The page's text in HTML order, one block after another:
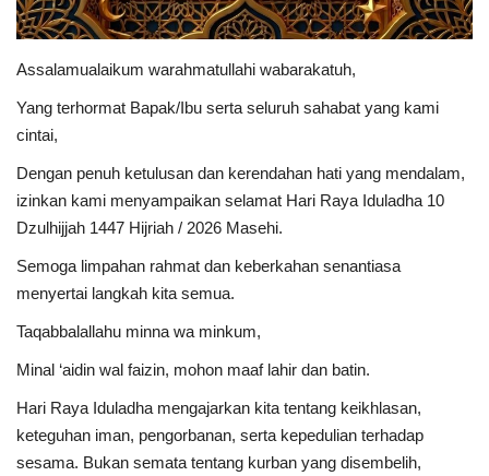
Perempuan/Anak
Assalamualaikum warahmatullahi wabarakatuh,
Yang terhormat Bapak/Ibu serta seluruh sahabat yang kami
cintai,
Dengan penuh ketulusan dan kerendahan hati yang mendalam,
izinkan kami menyampaikan selamat Hari Raya Iduladha 10
Dzulhijjah 1447 Hijriah / 2026 Masehi.
Semoga limpahan rahmat dan keberkahan senantiasa
menyertai langkah kita semua.
Taqabbalallahu minna wa minkum,
Minal ‘aidin wal faizin, mohon maaf lahir dan batin.
Hari Raya Iduladha mengajarkan kita tentang keikhlasan,
keteguhan iman, pengorbanan, serta kepedulian terhadap
sesama. Bukan semata tentang kurban yang disembelih,